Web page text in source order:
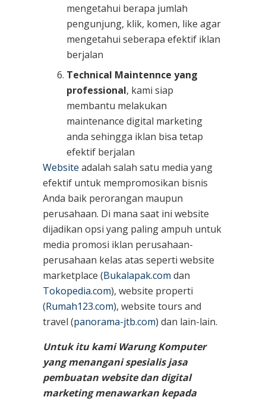
mengetahui berapa jumlah
pengunjung, klik, komen, like agar
mengetahui seberapa efektif iklan
berjalan
Technical Maintennce yang
professional, kami siap
membantu melakukan
maintenance digital marketing
anda sehingga iklan bisa tetap
efektif berjalan
Website adalah salah satu media yang
efektif untuk mempromosikan bisnis
Anda baik perorangan maupun
perusahaan. Di mana saat ini website
dijadikan opsi yang paling ampuh untuk
media promosi iklan perusahaan-
perusahaan kelas atas seperti website
marketplace (Bukalapak.com dan
Tokopedia.com), website properti
(Rumah123.com), website tours and
travel (panorama-jtb.com) dan lain-lain.
Untuk itu kami Warung Komputer
yang menangani spesialis jasa
pembuatan website dan digital
marketing menawarkan kepada